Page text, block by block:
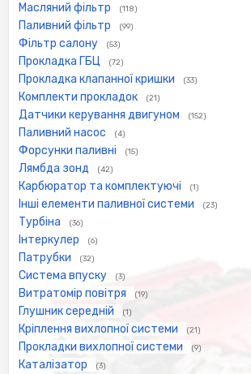
Масляний фільтр (118)
Паливний фільтр (99)
Фільтр салону (53)
Прокладка ГБЦ (72)
Прокладка клапанної кришки (33)
Комплекти прокладок (21)
Датчики керування двигуном (152)
Паливний насос (4)
Форсунки паливні (15)
Лямбда зонд (42)
Карбюратор та комплектуючі (1)
Інші елементи паливної системи (23)
Турбіна (36)
Інтеркулер (6)
Патрубки (32)
Система впуску (3)
Витратомір повітря (19)
Глушник середній (1)
Кріплення вихлопної системи (21)
Прокладки вихлопної системи (9)
Каталізатор (3)